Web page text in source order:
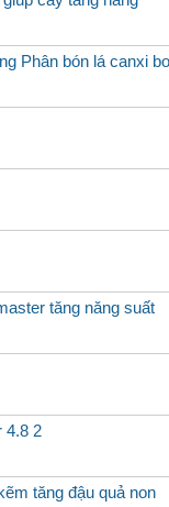
Phân bón lá canxi
tăng năng suất
4.8 2
tăng đậu quả non